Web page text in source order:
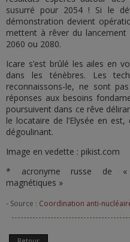
susurré pour 2054 ! Si le
démonstration devient
mettent à rêver du lancement
2060 ou 2080.
Icare s’est brûlé les ailes en
dans les ténèbres. Les
reconnaissons-le, ne sont
réponses aux besoins
poursuivent dans ce rêve
le locataire de l’Elysée en
dégoulinant.
Image en vedette : pikist.com
* acronyme russe de «
magnétiques »
- Source : Coordination anti-